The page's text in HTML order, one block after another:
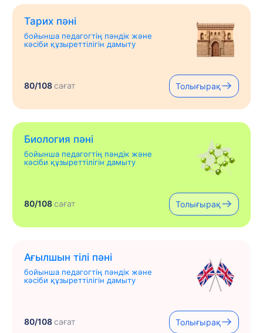
Тарих пәні
бойынша педагогтің пәндік және
кәсіби құзыреттілігін дамыту
80/108сағат Толығырақ
Биология пәні
бойынша педагогтің пәндік және
кәсіби құзыреттілігін дамыту
80/108сағат Толығырақ
Ағылшын тілі пәні
бойынша педагогтің пәндік және
кәсіби құзыреттілігін дамыту
80/108сағат Толығырақ